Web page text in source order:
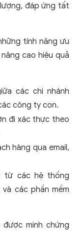
đáp ứng tất
tính năng ưu
cao hiệu quả
các chi nhánh
công ty con.
đi xác thực theo
hàng qua email,
từ các hệ thống
và các phần mềm
được minh chứng